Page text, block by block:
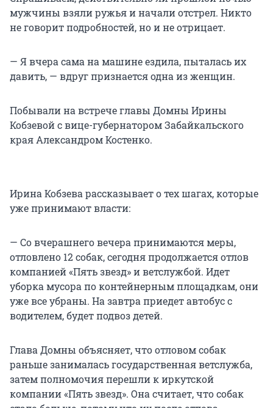
мужчины взяли ружья и начали отстрел. Никто
не говорит подробностей, но и не отрицает.
— Я вчера сама на машине ездила, пыталась их
давить, — вдруг признается одна из женщин.
Побывали на встрече главы Домны Ирины
Кобзевой с вице-губернатором Забайкальского
края Александром Костенко.
Ирина Кобзева рассказывает о тех шагах, которые
уже принимают власти:
— Со вчерашнего вечера принимаются меры,
отловлено 12 собак, сегодня продолжается отлов
компанией «Пять звезд» и ветслужбой. Идет
уборка мусора по контейнерным площадкам, они
уже все убраны. На завтра приедет автобус с
водителем, будет подвоз детей.
Глава Домны объясняет, что отловом собак
раньше занималась государственная ветслужба,
затем полномочия перешли к иркутской
компании «Пять звезд». Она считает, что собак